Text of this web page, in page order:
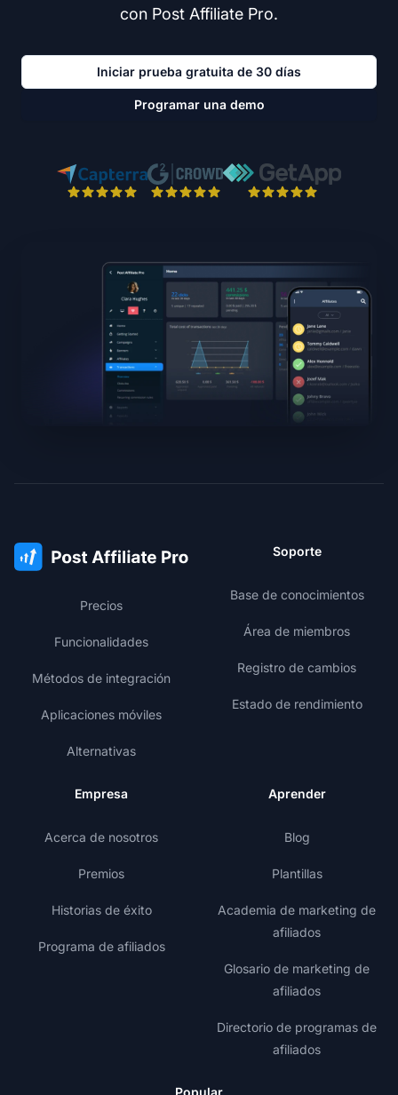
con Post Affiliate Pro.
Iniciar prueba gratuita de 30 días
Programar una demo
Precios
Funcionalidades
Métodos de integración
Aplicaciones móviles
Alternativas
Soporte
Base de conocimientos
Área de miembros
Registro de cambios
Estado de rendimiento
Empresa
Acerca de nosotros
Premios
Historias de éxito
Programa de afiliados
Aprender
Blog
Plantillas
Academia de marketing de
afiliados
Glosario de marketing de
afiliados
Directorio de programas de
afiliados